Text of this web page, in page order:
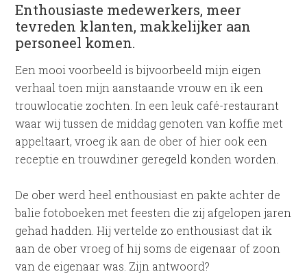
Enthousiaste medewerkers, meer
tevreden klanten, makkelijker aan
personeel komen.
Een mooi voorbeeld is bijvoorbeeld mijn eigen
verhaal toen mijn aanstaande vrouw en ik een
trouwlocatie zochten. In een leuk café-restaurant
waar wij tussen de middag genoten van koffie met
appeltaart, vroeg ik aan de ober of hier ook een
receptie en trouwdiner geregeld konden worden.
De ober werd heel enthousiast en pakte achter de
balie fotoboeken met feesten die zij afgelopen jaren
gehad hadden. Hij vertelde zo enthousiast dat ik
aan de ober vroeg of hij soms de eigenaar of zoon
van de eigenaar was. Zijn antwoord?